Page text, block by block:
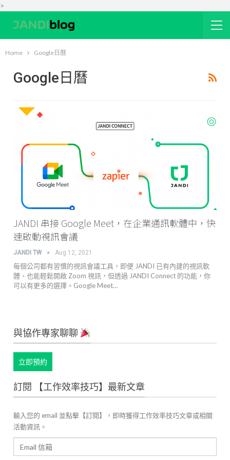
>
Home Google日曆
Google日曆
JANDI 串接 Google Meet，在企業通訊軟體中，快
速啟動視訊會議
JANDI TW Aug 12, 2021
每個公司都有習慣的視訊會議工具，即便 JANDI 已有內建的視訊軟
體、也能輕鬆開啟 Zoom 視訊，但透過 JANDI Connect 的功能，你
可以有更多的選擇。Google Meet…
與協作專家聊聊
立即預約
訂閱 【工作效率技巧】最新文章
輸入您的 email 並點擊【訂閱】，即時獲得工作效率技巧文章或相關
活動資訊。
Email
信